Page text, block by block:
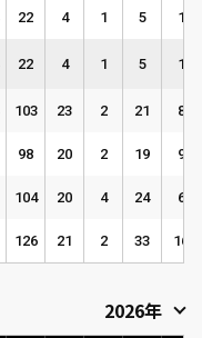
22 4 1 5 1
22 4 1 5 1
103 23 2 21 8
98 20 2 19 9
104 20 4 24 6
126 21 2 33 16